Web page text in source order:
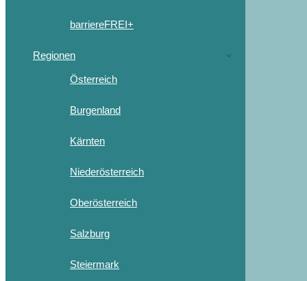
barriereFREI+
Regionen
Österreich
Burgenland
Kärnten
Niederösterreich
Oberösterreich
Salzburg
Steiermark